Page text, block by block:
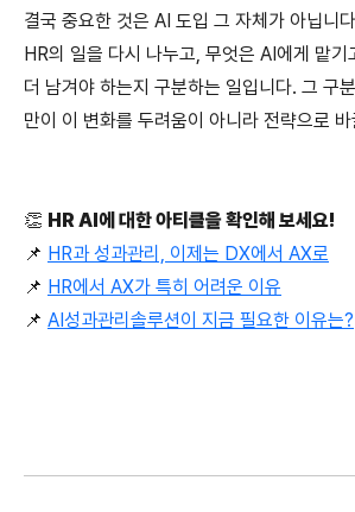
결국 중요한 것은 AI 도입 그 자체가 아닙니
HR의 일을 다시 나누고, 무엇은 AI에게 맡기
더 남겨야 하는지 구분하는 일입니다. 그 구
만이 이 변화를 두려움이 아니라 전략으로
👏 HR AI에 대한 아티클을 확인해 보세요!
📌 HR과 성과관리, 이제는 DX에서 AX로
📌 HR에서 AX가 특히 어려운 이유
📌 AI성과관리솔루션이 지금 필요한 이유는?